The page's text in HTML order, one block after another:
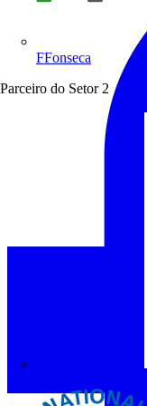
FFonseca
Parceiro do Setor 2